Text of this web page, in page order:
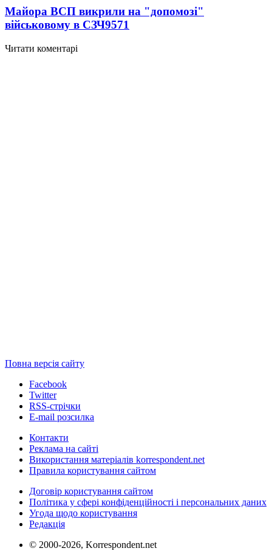
Майора ВСП викрили на "допомозі"
військовому в СЗЧ9571
Читати коментарі
Повна версія сайту
Facebook
Twitter
RSS-стрічки
E-mail розсилка
Контакти
Реклама на сайті
Використання матеріалів korrespondent.net
Правила користування сайтом
Договір користування сайтом
Політика у сфері конфіденційності і персональних даних
Угода щодо користування
Редакція
© 2000-2026, Korrespondent.net